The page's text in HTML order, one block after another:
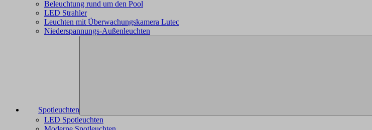
Beleuchtung rund um den Pool
LED Strahler
Leuchten mit Überwachungskamera Lutec
Niederspannungs-Außenleuchten
Spotleuchten
LED Spotleuchten